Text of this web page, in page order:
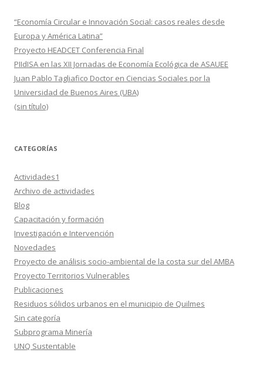
“Economía Circular e Innovación Social: casos reales desde
Europa y América Latina”
Proyecto HEADCET Conferencia Final
PIIdISA en las XII Jornadas de Economía Ecológica de ASAUEE
Juan Pablo Tagliafico Doctor en Ciencias Sociales por la
Universidad de Buenos Aires (UBA)
(sin título)
CATEGORÍAS
Actividades1
Archivo de actividades
Blog
Capacitación y formación
Investigación e Intervención
Novedades
Proyecto de análisis socio-ambiental de la costa sur del AMBA
Proyecto Territorios Vulnerables
Publicaciones
Residuos sólidos urbanos en el municipio de Quilmes
Sin categoría
Subprograma Minería
UNQ Sustentable